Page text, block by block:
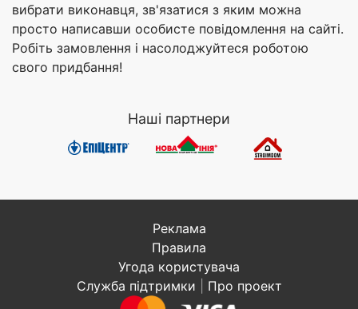
вибрати виконавця, зв'язатися з яким можна
просто написавши особисте повідомлення на сайті.
Робіть замовлення і насолоджуйтеся роботою
свого придбання!
Наші партнери
Реклама
Правила
Угода користувача
Служба підтримки
Про проект